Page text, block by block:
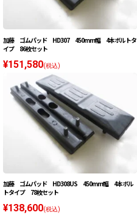
加藤 ゴムパッド HD307 450mm幅 4本ボルトタ
イプ 86枚セット
¥151,580(税込)
加藤 ゴムパッド HD308US 450mm幅 4本ボル
トタイプ 78枚セット
¥138,600(税込)